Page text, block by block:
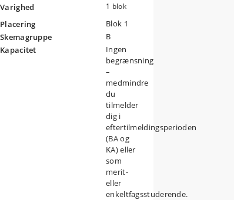
Varighed
1 blok
Placering
Blok 1
Skemagruppe
B
Kapacitet
Ingen
begrænsning
–
medmindre
du
tilmelder
dig i
eftertilmeldingsperioden
(BA og
KA) eller
som
merit-
eller
enkeltfagsstuderende.